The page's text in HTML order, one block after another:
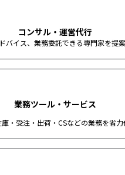
コンサル・運営代行
バイス、業務委託できる専門家を提案
業務ツール・サービス
・受注・出荷・CSなどの業務を省力